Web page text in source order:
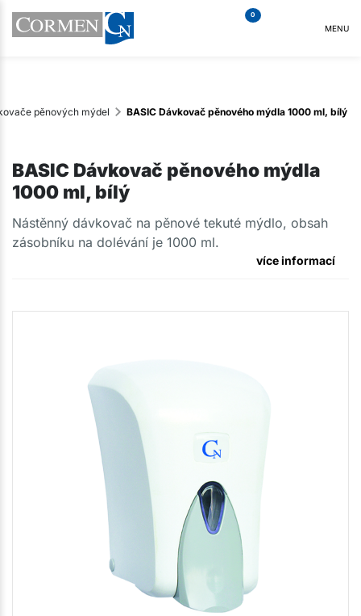
0
MENU
pěnových mýdel BASIC Dávkovač pěnového mýdla 1000 ml, bílý
BASIC Dávkovač pěnového mýdla
1000 ml, bílý
Nástěnný dávkovač na pěnové tekuté mýdlo, obsah
zásobníku na dolévání je 1000 ml.
více informací